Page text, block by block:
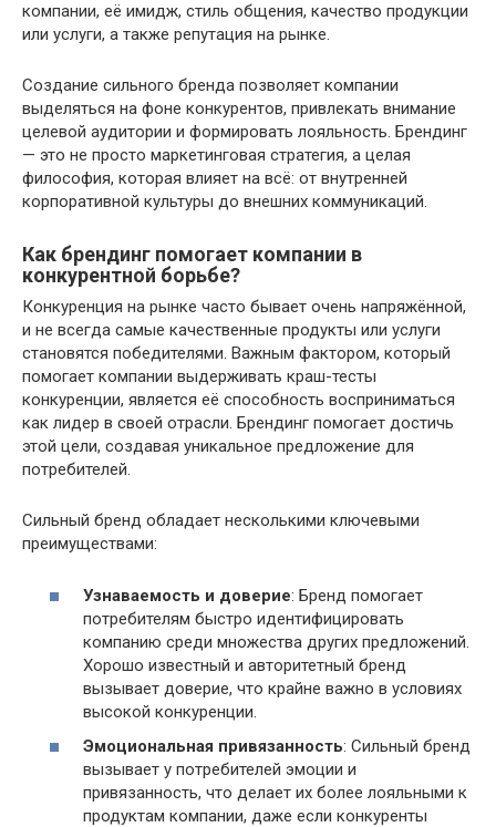
компании, её имидж, стиль общения, качество продукции
или услуги, а также репутация на рынке.
Создание сильного бренда позволяет компании
выделяться на фоне конкурентов, привлекать внимание
целевой аудитории и формировать лояльность. Брендинг
— это не просто маркетинговая стратегия, а целая
философия, которая влияет на всё: от внутренней
корпоративной культуры до внешних коммуникаций.
Как брендинг помогает компании в
конкурентной борьбе?
Конкуренция на рынке часто бывает очень напряжённой,
и не всегда самые качественные продукты или услуги
становятся победителями. Важным фактором, который
помогает компании выдерживать краш-тесты
конкуренции, является её способность восприниматься
как лидер в своей отрасли. Брендинг помогает достичь
этой цели, создавая уникальное предложение для
потребителей.
Сильный бренд обладает несколькими ключевыми
преимуществами:
Узнаваемость и доверие: Бренд помогает
потребителям быстро идентифицировать
компанию среди множества других предложений.
Хорошо известный и авторитетный бренд
вызывает доверие, что крайне важно в условиях
высокой конкуренции.
Эмоциональная привязанность: Сильный бренд
вызывает у потребителей эмоции и
привязанность, что делает их более лояльными к
продуктам компании, даже если конкуренты